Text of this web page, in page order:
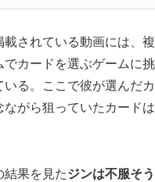
載されている動画には、
でカードを選ぶゲームに
る。ここで彼が選んだカ
ながら狙っていたカード
結果を見たジンは不服そ